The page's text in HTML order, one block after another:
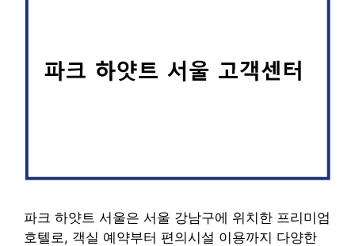
파크 하얏트 서울은 서울 강남구에 위치한 프리미엄
호텔로, 객실 예약부터 편의시설 이용까지 다양한